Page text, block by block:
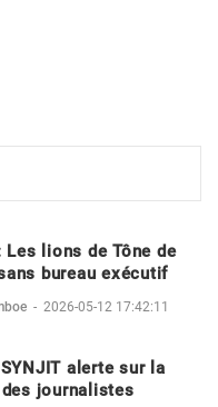
Les lions de Tône de
bureau exécutif
- 2026-05-12 17:42:11
alerte sur la
journalistes